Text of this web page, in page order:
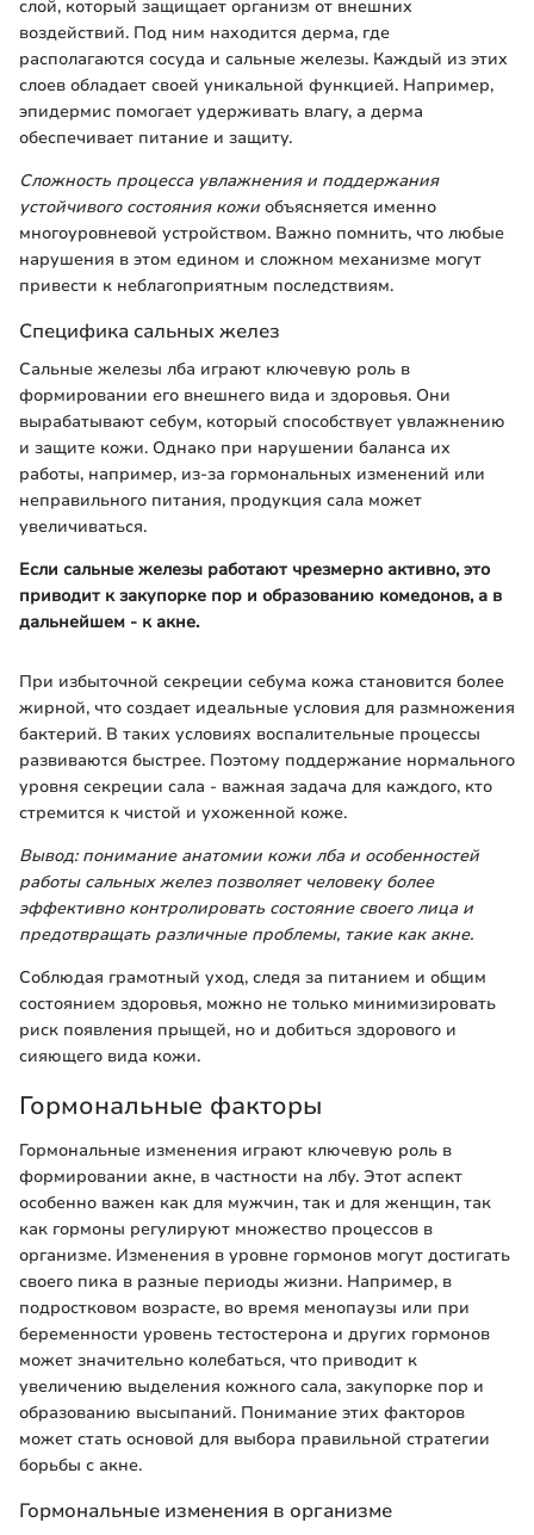
слой, который защищает организм от внешних
воздействий. Под ним находится дерма, где
располагаются сосуда и сальные железы. Каждый из этих
слоев обладает своей уникальной функцией. Например,
эпидермис помогает удерживать влагу, а дерма
обеспечивает питание и защиту.
Сложность процесса увлажнения и поддержания
устойчивого состояния кожи объясняется именно
многоуровневой устройством. Важно помнить, что любые
нарушения в этом едином и сложном механизме могут
привести к неблагоприятным последствиям.
Специфика сальных желез
Сальные железы лба играют ключевую роль в
формировании его внешнего вида и здоровья. Они
вырабатывают себум, который способствует увлажнению
и защите кожи. Однако при нарушении баланса их
работы, например, из-за гормональных изменений или
неправильного питания, продукция сала может
увеличиваться.
Если сальные железы работают чрезмерно активно, это
приводит к закупорке пор и образованию комедонов, а в
дальнейшем - к акне.
При избыточной секреции себума кожа становится более
жирной, что создает идеальные условия для размножения
бактерий. В таких условиях воспалительные процессы
развиваются быстрее. Поэтому поддержание нормального
уровня секреции сала - важная задача для каждого, кто
стремится к чистой и ухоженной коже.
Вывод: понимание анатомии кожи лба и особенностей
работы сальных желез позволяет человеку более
эффективно контролировать состояние своего лица и
предотвращать различные проблемы, такие как акне.
Соблюдая грамотный уход, следя за питанием и общим
состоянием здоровья, можно не только минимизировать
риск появления прыщей, но и добиться здорового и
сияющего вида кожи.
Гормональные факторы
Гормональные изменения играют ключевую роль в
формировании акне, в частности на лбу. Этот аспект
особенно важен как для мужчин, так и для женщин, так
как гормоны регулируют множество процессов в
организме. Изменения в уровне гормонов могут достигать
своего пика в разные периоды жизни. Например, в
подростковом возрасте, во время менопаузы или при
беременности уровень тестостерона и других гормонов
может значительно колебаться, что приводит к
увеличению выделения кожного сала, закупорке пор и
образованию высыпаний. Понимание этих факторов
может стать основой для выбора правильной стратегии
борьбы с акне.
Гормональные изменения в организме